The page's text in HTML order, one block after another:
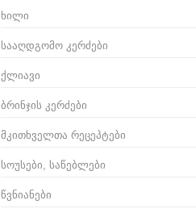
ხილი
სააღდგომო კერძები
ქლიავი
ბრინჯის კერძები
მკითხველთა რეცეპტები
სოუსები, საწებლები
წვნიანები